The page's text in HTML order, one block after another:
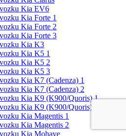
Kia EV6
Kia Forte 1
Kia Forte 2
Kia Forte 3
Kia K3
Kia K5 1
Kia K5 2
Kia K5 3
Kia K7 (Cadenza) 1
Kia K7 (Cadenza) 2
Kia K9 (K900/Quoris) 1
Kia K9 (K900/Quoris) 2
Kia Magentis 1
Kia Magentis 2
Kia Mohave